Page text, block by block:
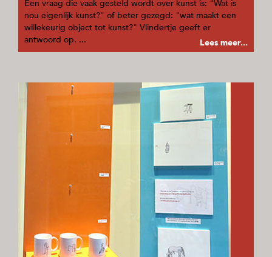
Een vraag die vaak gesteld wordt over kunst is: "Wat is
nou eigenlijk kunst?" of beter gezegd: "wat maakt een
willekeurig object tot kunst?" Vlindertje geeft er
antwoord op. ...
Lees meer...